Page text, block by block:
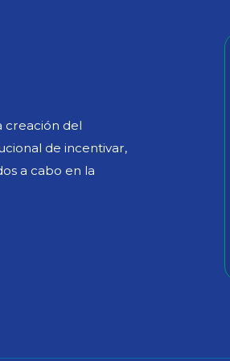
creación del
de incentivar,
a cabo en la